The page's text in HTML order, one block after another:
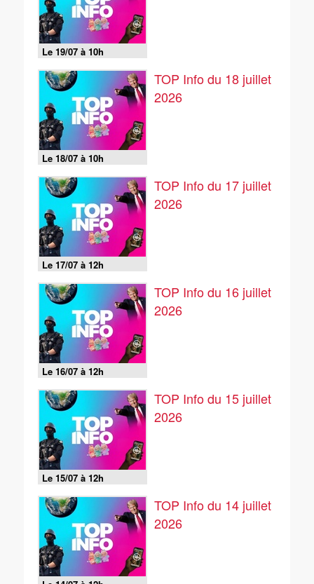
Le 19/07 à 10h
Le 18/07 à 10h
TOP Info du 18 juillet
2026
Le 17/07 à 12h
TOP Info du 17 juillet
2026
Le 16/07 à 12h
TOP Info du 16 juillet
2026
Le 15/07 à 12h
TOP Info du 15 juillet
2026
TOP Info du 14 juillet
2026